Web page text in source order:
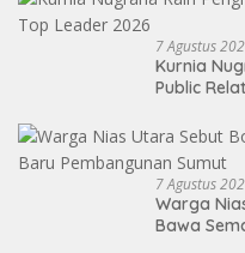
7 Agustus
Kurnia
Public
7 Agustus
Warga
Bawa